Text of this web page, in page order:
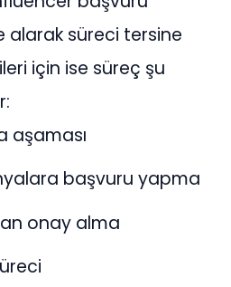
alarak süreci tersine
için ise süreç şu
aşaması
başvuru yapma
onay alma